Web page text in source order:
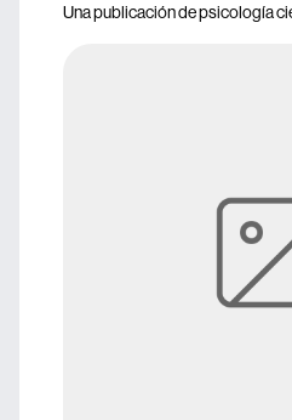
Una publicación de psicología